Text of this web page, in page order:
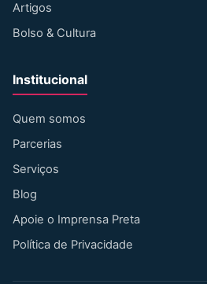
Artigos
Bolso & Cultura
Institucional
Quem somos
Parcerias
Serviços
Blog
Apoie o Imprensa Preta
Política de Privacidade